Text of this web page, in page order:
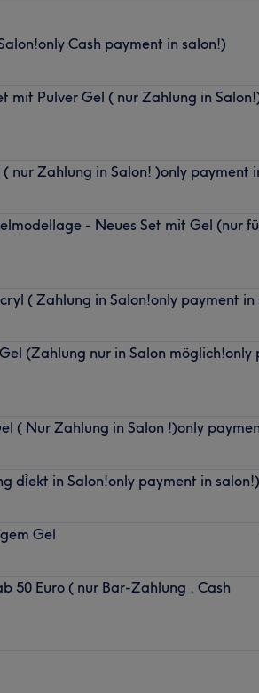
Cash payment in salon!)
mit Pulver Gel ( nur Zahlung in
nur Zahlung in Salon! )only payment
- Neues Set mit Gel (nur
( Zahlung in Salon!only payment in
(Zahlung nur in Salon möglich!only
( Nur Zahlung in Salon !)only
dỉekt in Salon!only payment in salon!)
Gel
50 Euro ( nur Bar-Zahlung , Cash